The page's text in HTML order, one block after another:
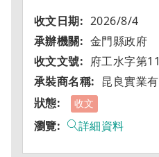
2026/8/4
金門縣政府
府工水字第
昆良實業
收文
詳細資料